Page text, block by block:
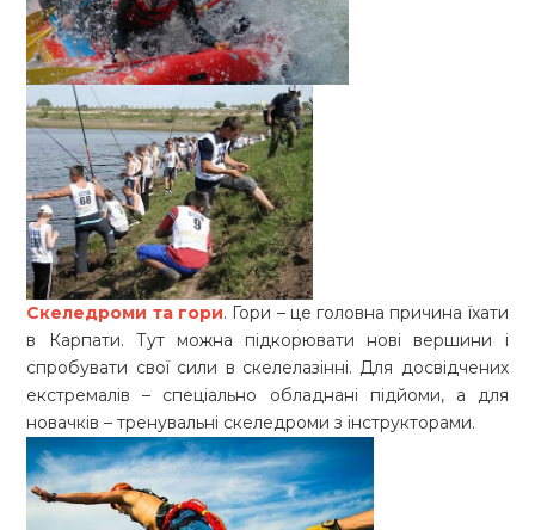
Скеледроми та гори. Гори – це головна причина їхати
в Карпати. Тут можна підкорювати нові вершини і
спробувати свої сили в скелелазінні. Для досвідчених
екстремалів – спеціально обладнані підйоми, а для
новачків – тренувальні скеледроми з інструкторами.